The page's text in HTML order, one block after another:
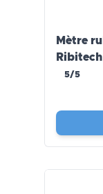
Mètre
5/5